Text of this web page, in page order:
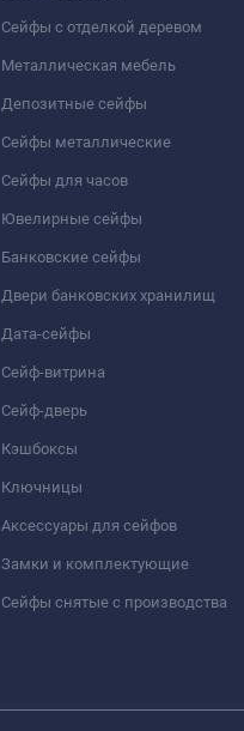
Сейфы с отделкой деревом
Металлическая мебель
Депозитные сейфы
Сейфы металлические
Сейфы для часов
Ювелирные сейфы
Банковские сейфы
Двери банковских хранилищ
Дата-сейфы
Сейф-витрина
Сейф-дверь
Кэшбоксы
Ключницы
Аксессуары для сейфов
Замки и комплектующие
Сейфы снятые с производства